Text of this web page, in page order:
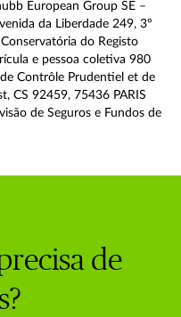
European Group SE –
da Liberdade 249, 3º
do Registo
e pessoa coletiva 980
Contrôle Prudentiel et de
CS 92459, 75436 PARIS
de Seguros e Fundos de
de